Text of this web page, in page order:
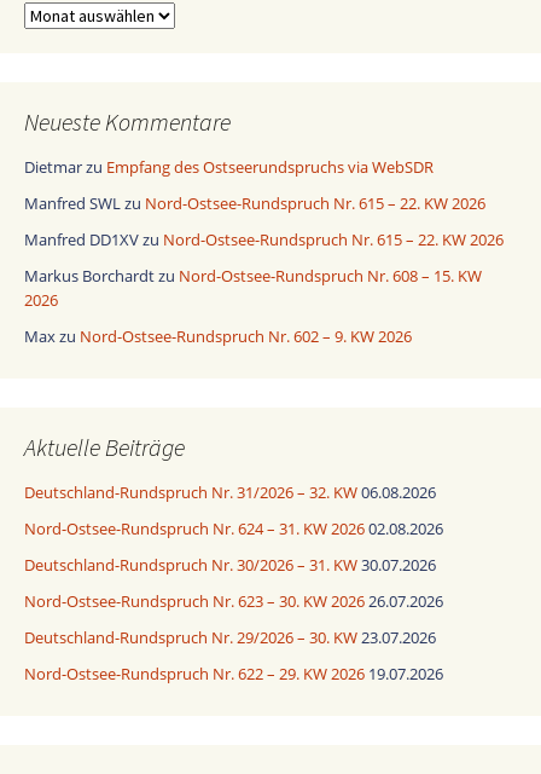
Archiv
–
Neueste Kommentare
Dietmarzu Empfang des Ostseerundspruchs via WebSDR
Manfred SWLzu Nord-Ostsee-Rundspruch Nr. 615 – 22. KW 2026
Manfred DD1XVzu Nord-Ostsee-Rundspruch Nr. 615 – 22. KW 2026
Markus Borchardtzu Nord-Ostsee-Rundspruch Nr. 608 – 15. KW
2026
Maxzu Nord-Ostsee-Rundspruch Nr. 602 – 9. KW 2026
Aktuelle Beiträge
Deutschland-Rundspruch Nr. 31/2026 – 32. KW06.08.2026
Nord-Ostsee-Rundspruch Nr. 624 – 31. KW 202602.08.2026
Deutschland-Rundspruch Nr. 30/2026 – 31. KW30.07.2026
Nord-Ostsee-Rundspruch Nr. 623 – 30. KW 202626.07.2026
Deutschland-Rundspruch Nr. 29/2026 – 30. KW23.07.2026
Nord-Ostsee-Rundspruch Nr. 622 – 29. KW 2026 19.07.2026